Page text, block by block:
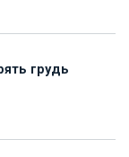
грудь